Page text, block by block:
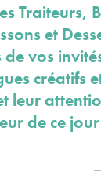
Traiteurs,
et
vos
créatifs
leur
de ce